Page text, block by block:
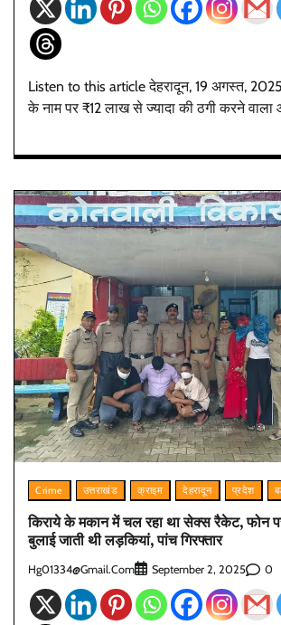
Listen to this article देहरादून, 19 अगस्त,
के नाम पर ₹12 लाख से ज्यादा की ठगी करने वाला
Crime उत्तराखंड क्राइम देहरादून प्रदेश
किराये के मकान में चल रहा था सेक्स रैकेट, फोन पर
बुलाई जाती थी लड़कियां, पांच गिरफ्तार
Hg01334@gmail.com September 2, 2025 0